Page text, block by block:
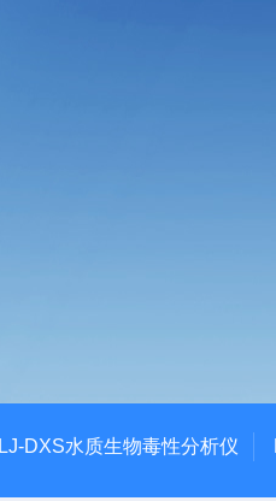
LJ-DXS水质生物毒性分析仪